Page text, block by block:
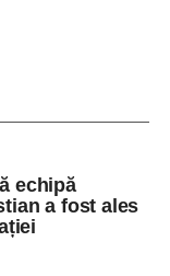
echipă
a fost ales